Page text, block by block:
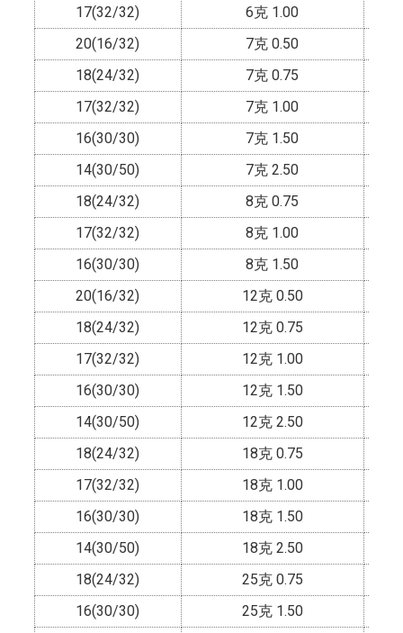
17(32/32) 6克 1.00
20(16/32)
7克 0.50
18(24/32)
7克 0.75
17(32/32)
7克 1.00
16(30/30)
7克 1.50
14(30/50)
7克 2.50
18(24/32)
8克 0.75
17(32/32)
8克 1.00
16(30/30)
8克 1.50
20(16/32)
12克 0.50
18(24/32)
12克 0.75
17(32/32)
12克 1.00
16(30/30)
12克 1.50
14(30/50)
12克 2.50
18(24/32)
18克 0.75
17(32/32)
18克 1.00
16(30/30)
18克 1.50
14(30/50)
18克 2.50
18(24/32)
25克 0.75
16(30/30)
25克 1.50